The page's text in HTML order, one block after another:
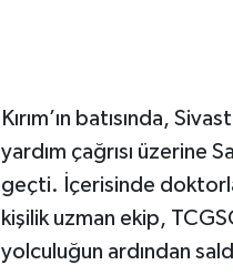
Kırım’ın batısında,
yardım çağrısı üzerine
geçti. İçerisinde
kişilik uzman ekip,
yolculuğun ardından